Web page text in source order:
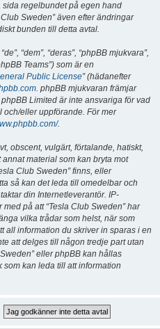
regelbundet på egen hand
Sweden” även efter ändringar
bunden till detta avtal.
“dem”, “deras”, “phpBB mjukvara”,
Teams”) som är en
Public License” (hädanefter
. phpBB mjukvaran främjar
Limited är inte ansvariga för vad
eller uppförande. För mer
.
obscent, vulgärt, förtalande, hatiskt,
material som kan bryta mot
Club Sweden” finns, eller
så kan det leda till omedelbar och
din Internetleverantör. IP-
på att “Tesla Club Sweden” har
vilka trådar som helst, när som
all information du skriver in sparas i en
att delges till någon tredje part utan
eller phpBB kan hållas
kan leda till att information